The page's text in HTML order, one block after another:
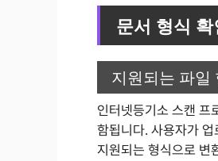
문서 형식
지원되는 파일
인터넷등기소 스캔 프
함됩니다. 사용자가
지원되는 형식으로 변